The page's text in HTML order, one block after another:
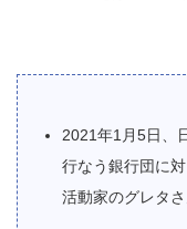
2021年1月5日、
行なう銀行団に
活動家のグレタ